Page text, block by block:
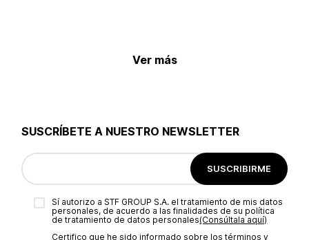
Ver más
SUSCRÍBETE A NUESTRO NEWSLETTER
SUSCRIBIRME
Sí autorizo a STF GROUP S.A. el tratamiento de mis datos
personales, de acuerdo a las finalidades de su política
de tratamiento de datos personales‎(Consúltala aquí)
Certifico que he sido informado sobre los términos y